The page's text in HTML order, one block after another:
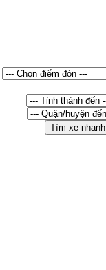
Tìm xe nhanh